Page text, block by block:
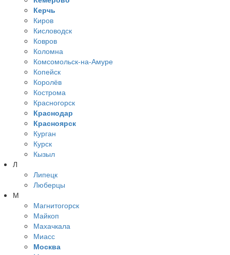
Керчь
Киров
Кисловодск
Ковров
Коломна
Комсомольск-на-Амуре
Копейск
Королёв
Кострома
Красногорск
Краснодар
Красноярск
Курган
Курск
Кызыл
Л
Липецк
Люберцы
М
Магнитогорск
Майкоп
Махачкала
Миасс
Москва